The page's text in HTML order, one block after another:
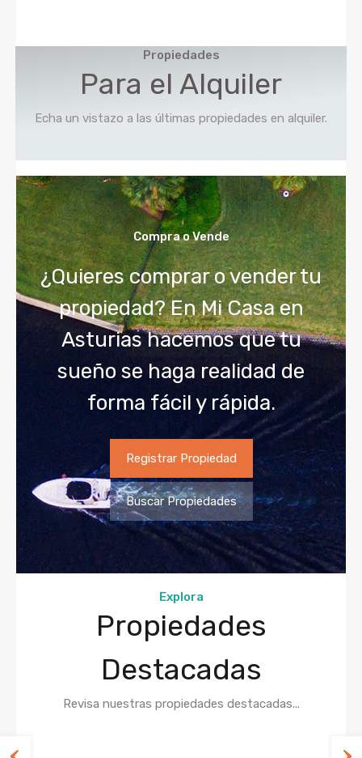
Propiedades
Para el Alquiler
Echa un vistazo a las últimas propiedades en alquiler.
Compra o Vende
¿Quieres comprar o vender tu
propiedad? En Mi Casa en
Asturias hacemos que tu
sueño se haga realidad de
forma fácil y rápida.
Registrar Propiedad
Buscar Propiedades
Explora
Propiedades
Destacadas
Revisa nuestras propiedades destacadas...